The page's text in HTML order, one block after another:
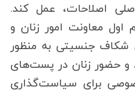
اصلاحات، عمل کند.
اول معاونت امور زنان و
شکاف جنسیتی به منظور
و حضور زنان در پست‌های
برای سیاست‌گذاری